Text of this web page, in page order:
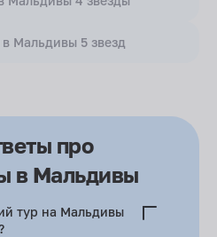
Мальдивы 5 звезд
про
в Мальдивы
тур на Мальдивы